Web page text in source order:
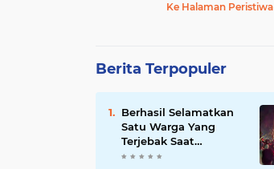
Ke Halaman Peristiwa
Berita Terpopuler
Berhasil Selamatkan
Satu Warga Yang
Terjebak Saat
Kebakaran